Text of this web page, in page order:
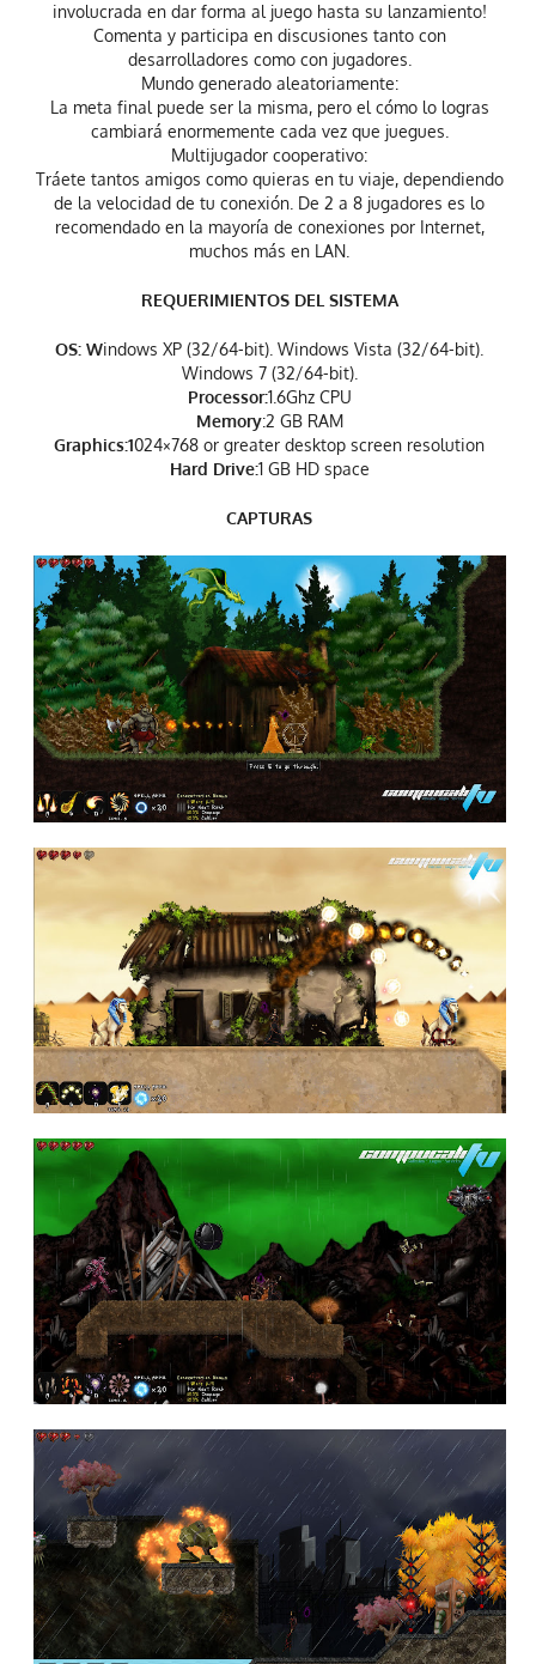
involucrada en dar forma al juego hasta su lanzamiento!
Comenta y participa en discusiones tanto con
desarrolladores como con jugadores.
Mundo generado aleatoriamente:
La meta final puede ser la misma, pero el cómo lo logras
cambiará enormemente cada vez que juegues.
Multijugador cooperativo:
Tráete tantos amigos como quieras en tu viaje, dependiendo
de la velocidad de tu conexión. De 2 a 8 jugadores es lo
recomendado en la mayoría de conexiones por Internet,
muchos más en LAN.
REQUERIMIENTOS DEL SISTEMA
OS: Windows XP (32/64-bit). Windows Vista (32/64-bit).
Windows 7 (32/64-bit).
Processor:1.6Ghz CPU
Memory:2 GB RAM
Graphics:1024×768 or greater desktop screen resolution
Hard Drive:1 GB HD space
CAPTURAS